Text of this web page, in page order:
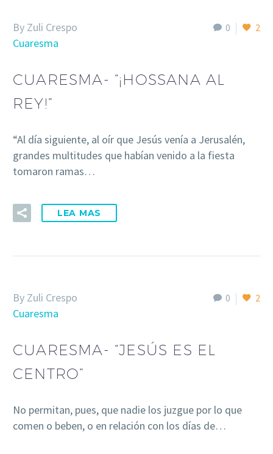
0 2
By Zuli Crespo
Cuaresma
CUARESMA- “¡HOSSANA AL
REY!”
“Al día siguiente, al oír que Jesús venía a Jerusalén,
grandes multitudes que habían venido a la fiesta
tomaron ramas…
LEA MAS
0 2
By Zuli Crespo
Cuaresma
CUARESMA- “JESÚS ES EL
CENTRO”
No permitan, pues, que nadie los juzgue por lo que
comen o beben, o en relación con los días de…